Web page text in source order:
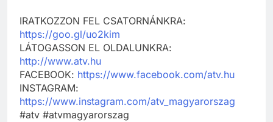
IRATKOZZON FEL CSATORNÁNKRA:
https://goo.gl/uo2kim
LÁTOGASSON EL OLDALUNKRA:
http://www.atv.hu
FACEBOOK: https://www.facebook.com/atv.hu
INSTAGRAM:
https://www.instagram.com/atv_magyarorszag
#atv #atvmagyarorszag